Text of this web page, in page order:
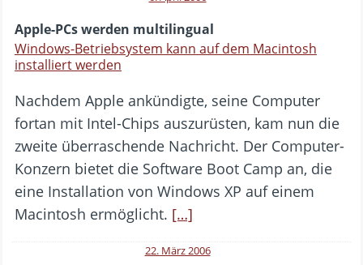
Apple-PCs werden multilingual
Windows-Betriebsystem kann auf dem Macintosh
installiert werden
Nachdem Apple ankündigte, seine Computer
fortan mit Intel-Chips auszurüsten, kam nun die
zweite überraschende Nachricht. Der Computer-
Konzern bietet die Software Boot Camp an, die
eine Installation von Windows XP auf einem
Macintosh ermöglicht. […]
22. März 2006